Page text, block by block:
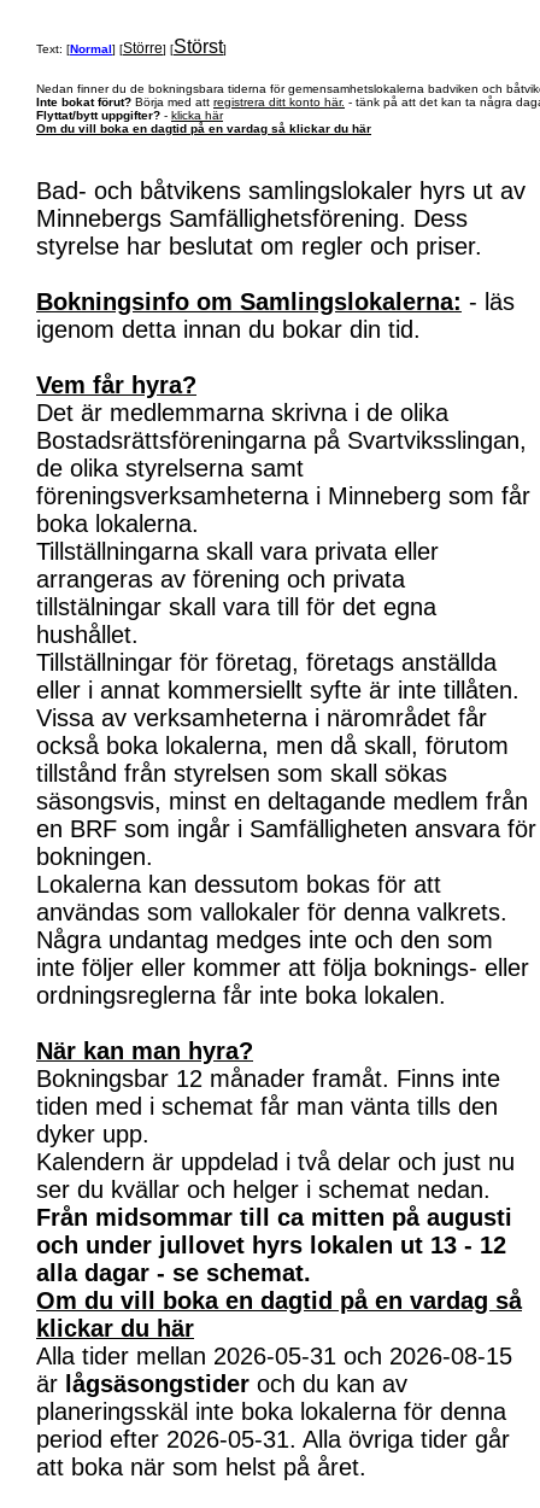
Text: [Normal] [Större] [Störst]
Nedan finner du de bokningsbara tiderna för gemensamhetslokalerna badviken och
Inte bokat förut? Börja med att registrera ditt konto här. - tänk på att det kan ta några
Flyttat/bytt uppgifter? - klicka här
Om du vill boka en dagtid på en vardag så klickar du här
Bad- och båtvikens samlingslokaler hyrs ut av
Minnebergs Samfällighetsförening. Dess
styrelse har beslutat om regler och priser.
Bokningsinfo om Samlingslokalerna: - läs
igenom detta innan du bokar din tid.
Vem får hyra?
Det är medlemmarna skrivna i de olika
Bostadsrättsföreningarna på Svartviksslingan,
de olika styrelserna samt
föreningsverksamheterna i Minneberg som får
boka lokalerna.
Tillställningarna skall vara privata eller
arrangeras av förening och privata
tillstälningar skall vara till för det egna
hushållet.
Tillställningar för företag, företags anställda
eller i annat kommersiellt syfte är inte tillåten.
Vissa av verksamheterna i närområdet får
också boka lokalerna, men då skall, förutom
tillstånd från styrelsen som skall sökas
säsongsvis, minst en deltagande medlem från
en BRF som ingår i Samfälligheten ansvara för
bokningen.
Lokalerna kan dessutom bokas för att
användas som vallokaler för denna valkrets.
Några undantag medges inte och den som
inte följer eller kommer att följa boknings- eller
ordningsreglerna får inte boka lokalen.
När kan man hyra?
Bokningsbar 12 månader framåt. Finns inte
tiden med i schemat får man vänta tills den
dyker upp.
Kalendern är uppdelad i två delar och just nu
ser du kvällar och helger i schemat nedan.
Från midsommar till ca mitten på augusti
och under jullovet hyrs lokalen ut 13 - 12
alla dagar - se schemat.
Om du vill boka en dagtid på en vardag så
klickar du här
Alla tider mellan 2026-05-31 och 2026-08-15
är lågsäsongstider och du kan av
planeringsskäl inte boka lokalerna för denna
period efter 2026-05-31. Alla övriga tider går
att boka när som helst på året.